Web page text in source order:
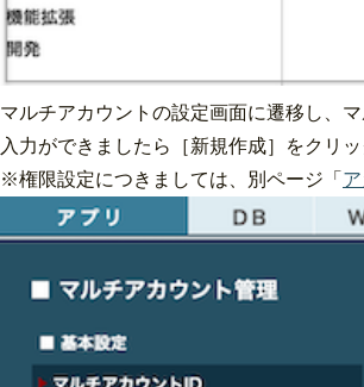
マルチアカウントの設定画面に遷移し、
入力ができましたら［新規作成］をクリ
※権限設定につきましては、別ページ「